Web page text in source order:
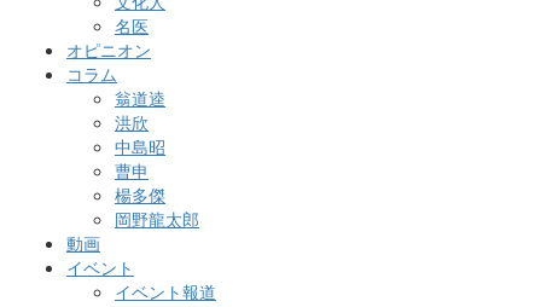
名医
オピニオン
コラム
翁道逵
洪欣
中島昭
曹申
楊多傑
岡野龍太郎
動画
イベント
イベント報道